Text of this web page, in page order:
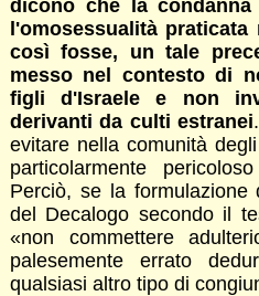
dicono che la
l'omosessualità
così fosse, un tale
messo nel contesto di
figli d'Israele e non
derivanti da culti estranei
evitare nella comunità
particolarmente
Perciò, se la formulazione
del Decalogo secondo il
«non commettere
palesemente errato
qualsiasi altro tipo di